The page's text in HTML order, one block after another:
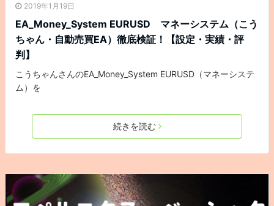
2019年1月19日
EA_Money_System EURUSD マネーシステム（こう
ちゃん・自動売買EA）徹底検証！【設定・実績・評
判】
こうちゃんさんのEA_Money_System EURUSD（マネーシステ
ム）を
続きを読む